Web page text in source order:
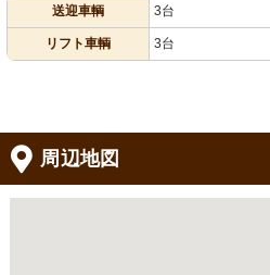
送迎車輌 3台
リフト車輌 3台
周辺地図